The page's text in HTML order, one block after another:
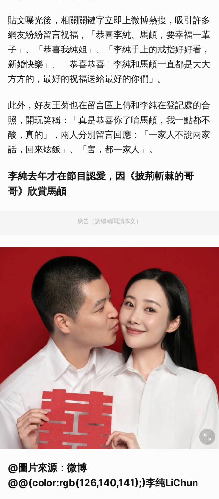
貼文曝光後，相關關鍵字立即上微博熱搜，吸引許多
網友紛紛留言祝福，「恭喜李純、馬頔，要幸福一輩
子」、「恭喜我純姐」、「李純手上的戒指好好看，
新婚快樂」、「恭喜恭喜！李純和馬頔一直都是大大
方方的，最好的祝福送給最好的你們」。
此外，好友王菊也在留言區上傳和李純在登記處的合
照，開玩笑稱：「真是恭喜你了唷馬頔，我一點都不
酸，真的」，兩人分別留言回應：「一家人不說兩家
話，回來炫飯」、「害，都一家人」。
李純去年才在節目認愛，因《披荊斬棘的哥
哥》欣賞馬頔
廣告（請繼續閱讀本文）
@圖片來源：微博
@@(color:rgb(126,140,141);)李纯LiChun